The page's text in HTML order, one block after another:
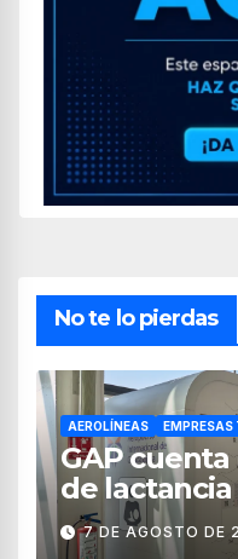
No te lo pierdas
AEROLÍNEAS
GAP
de
de México
7 DE AGOSTO DE